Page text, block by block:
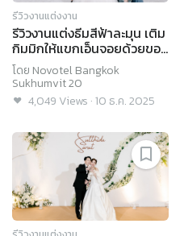
รีวิวงานแต่งงาน
รีวิวงานแต่งธีมสีฟ้าละมุน เติม
กิมมิกให้แขกเอ็นจอยด้วยของ
รางวัลจัดเต็ม @Novotel
Bangkok Sukhumvit 20
โดย Novotel Bangkok
Sukhumvit 20
4,049 Views ·10 ธ.ค. 2025